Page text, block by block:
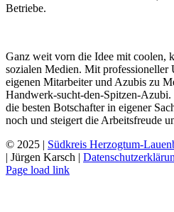
Betriebe.
Ganz weit vorn die Idee mit coolen,
sozialen Medien. Mit professioneller
eigenen Mitarbeiter und Azubis zu
Handwerk-sucht-den-Spitzen-
die besten Botschafter in eigener
noch und steigert die Arbeitsfreude
© 2025 | Südkreis Herzogtum-
| Jürgen Karsch |
Facebook
Instagram
Page load link